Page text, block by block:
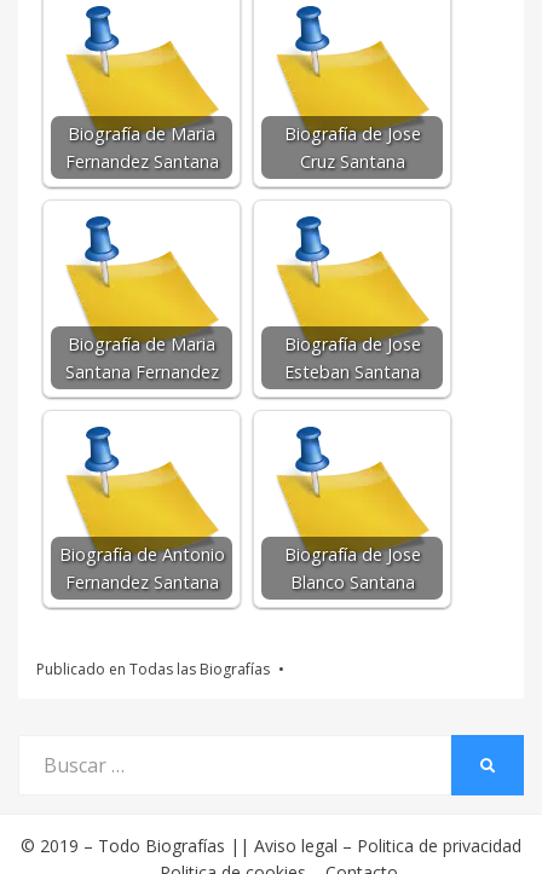
Biografía de Maria
Fernandez Santana
Biografía de Jose
Cruz Santana
Biografía de Maria
Santana Fernandez
Biografía de Jose
Esteban Santana
Biografía de Antonio
Fernandez Santana
Biografía de Jose
Blanco Santana
Publicado en Todas las Biografías
por:
© 2019 – Todo Biografías || Aviso legal – Politica de privacidad